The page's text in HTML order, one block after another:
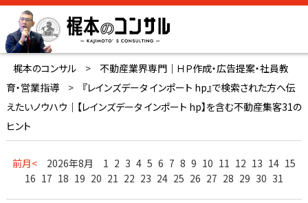
梶本のコンサル >
不動産業界専門｜ＨＰ作成・広告提案・社員教
育・営業指導
>
『レインズデータ インポート hp』で検索された方へ伝
えたいノウハウ｜【レインズデータ インポート hp】を含む不動産集客31の
ヒント
前月< 2026年8月 1 2 3 4 5 6 7 8 9 10 11 12 13 14 15
16 17 18 19 20 21 22 23 24 25 26 27 28 29 30 31